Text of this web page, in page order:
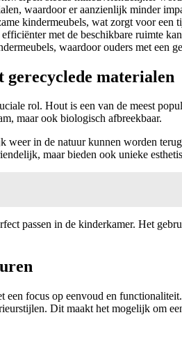
waardoor er aanzienlijk minder
kindermeubels, wat zorgt voor een
met de beschikbare ruimte
waardoor ouders met een
materialen
rol. Hout is een van de meest
maar ook biologisch afbreekbaar.
in de natuur kunnen worden
maar bieden ook unieke
passen in de kinderkamer. Het
focus op eenvoud en
Dit maakt het mogelijk om